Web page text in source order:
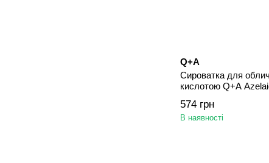
Q+A
Сироватка для
кислотою Q+A
574 грн
В наявності